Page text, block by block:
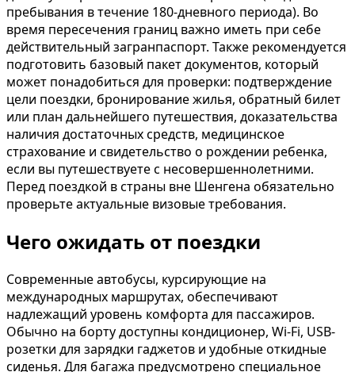
пребывания в течение 180-дневного периода). Во
время пересечения границ важно иметь при себе
действительный загранпаспорт. Также рекомендуется
подготовить базовый пакет документов, который
может понадобиться для проверки: подтверждение
цели поездки, бронирование жилья, обратный билет
или план дальнейшего путешествия, доказательства
наличия достаточных средств, медицинское
страхование и свидетельство о рождении ребенка,
если вы путешествуете с несовершеннолетними.
Перед поездкой в страны вне Шенгена обязательно
проверьте актуальные визовые требования.
Чего ожидать от поездки
Современные автобусы, курсирующие на
международных маршрутах, обеспечивают
надлежащий уровень комфорта для пассажиров.
Обычно на борту доступны кондиционер, Wi-Fi, USB-
розетки для зарядки гаджетов и удобные откидные
сиденья. Для багажа предусмотрено специальное